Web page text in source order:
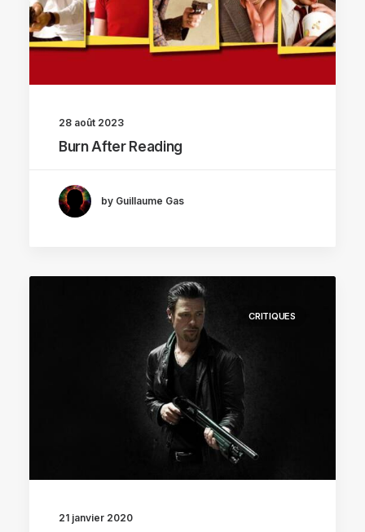
28 août 2023
Burn After Reading
by Guillaume Gas
CRITIQUES
21 janvier 2020